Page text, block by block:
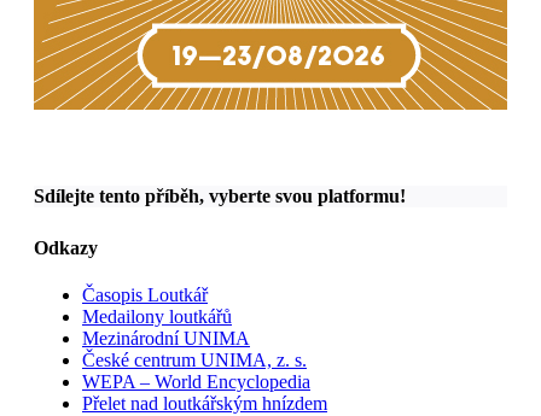
Sdílejte tento příběh, vyberte svou platformu!
Odkazy
Časopis Loutkář
Medailony loutkářů
Mezinárodní UNIMA
České centrum UNIMA, z. s.
WEPA – World Encyclopedia
Přelet nad loutkářským hnízdem